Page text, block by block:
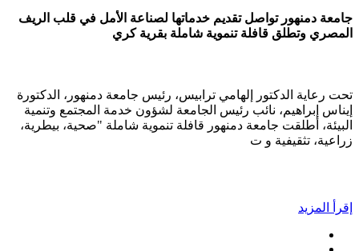
جامعة دمنهور تواصل تقديم خدماتها لصناعة الأمل في قلب الريف
المصري وتطلق قافلة تنموية شاملة بقرية كري
تحت رعاية الدكتور إلهامي ترابيس، رئيس جامعة دمنهور، الدكتورة
إيناس إبراهيم، نائب رئيس الجامعة لشؤون خدمة المجتمع وتنمية
البيئة، أطلقت جامعة دمنهور قافلة تنموية شاملة "صحية، بيطرية،
زراعية، تثقيفية و ت
إقرأ المزيد